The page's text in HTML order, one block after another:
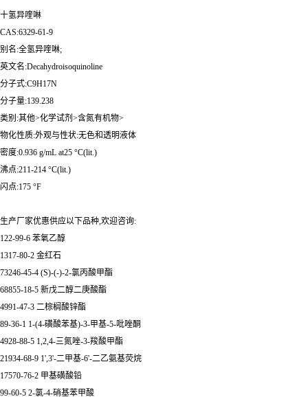
十氢异喹啉
CAS:6329-61-9
别名:全氢异喹啉;
英文名:Decahydroisoquinoline
分子式:C9H17N
分子量:139.238
类别:其他>化学试剂>含氮有机物>
物化性质:外观与性状:无色和透明液体
密度:0.936 g/mL at25 °C(lit.)
沸点:211-214 °C(lit.)
闪点:175 °F
生产厂家优惠供应以下品种,欢迎咨询:
122-99-6 苯氧乙醇
1317-80-2 金红石
73246-45-4 (S)-(-)-2-氯丙酸甲酯
68855-18-5 新戊二醇二庚酸酯
4991-47-3 二棕榈酸锌酯
89-36-1 1-(4-磺酸苯基)-3-甲基-5-吡唑酮
4928-88-5 1,2,4-三氮唑-3-羧酸甲酯
21934-68-9 1',3'-二甲基-6'-二乙氨基荧烷
17570-76-2 甲基磺酸铅
99-60-5 2-氯-4-硝基苯甲酸